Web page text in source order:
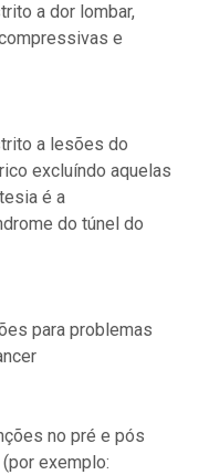
a dor lombar,
e
a lesões do
excluíndo aquelas
é a
do túnel do
para problemas
no pré e pós
exemplo: